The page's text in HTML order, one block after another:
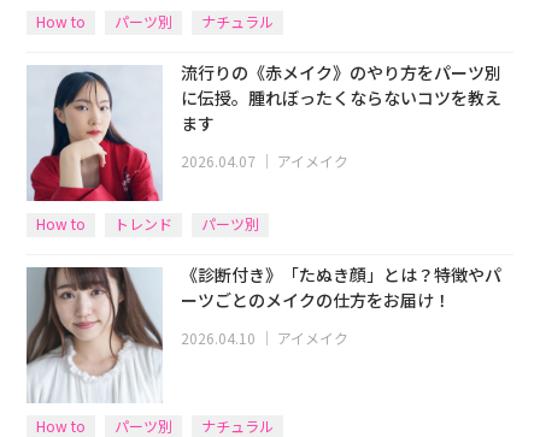
How to パーツ別 ナチュラル
流行りの《赤メイク》のやり方をパーツ別
に伝授。腫れぼったくならないコツを教え
ます
2026.04.07 ｜ アイメイク
How to トレンド パーツ別
《診断付き》「たぬき顔」とは？特徴やパ
ーツごとのメイクの仕方をお届け！
2026.04.10 ｜ アイメイク
How to パーツ別 ナチュラル